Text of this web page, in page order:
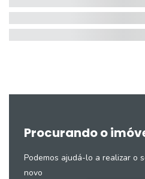
Procurando o
Podemos ajudá-lo a realizar o
novo